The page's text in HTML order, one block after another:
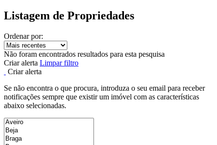
Listagem de Propriedades
Ordenar por:
Não foram encontrados resultados para esta pesquisa
Criar alerta Limpar filtro
Criar alerta
Se não encontra o que procura, introduza o seu email para receber
notificações sempre que existir um imóvel com as características
abaixo selecionadas.